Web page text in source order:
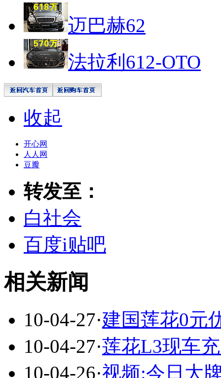
迈巴赫62
法拉利612-OTO
收起
开心网
人人网
豆瓣
转发至：
白社会
百度i贴吧
相关新闻
10-04-27·建国莲花0元
10-04-27·莲花L3现车
10-04-26·视频:今日大